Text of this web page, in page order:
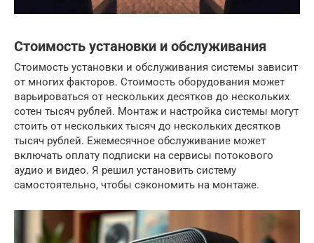
Стоимость установки и обслуживания
Стоимость установки и обслуживания системы зависит
от многих факторов. Стоимость оборудования может
варьироваться от нескольких десятков до нескольких
сотен тысяч рублей. Монтаж и настройка системы могут
стоить от нескольких тысяч до нескольких десятков
тысяч рублей. Ежемесячное обслуживание может
включать оплату подписки на сервисы потокового
аудио и видео. Я решил установить систему
самостоятельно, чтобы сэкономить на монтаже.